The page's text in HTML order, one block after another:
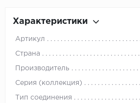
Характеристики
Артикул
Страна
Производитель
Серия (коллекция)
Тип соединения